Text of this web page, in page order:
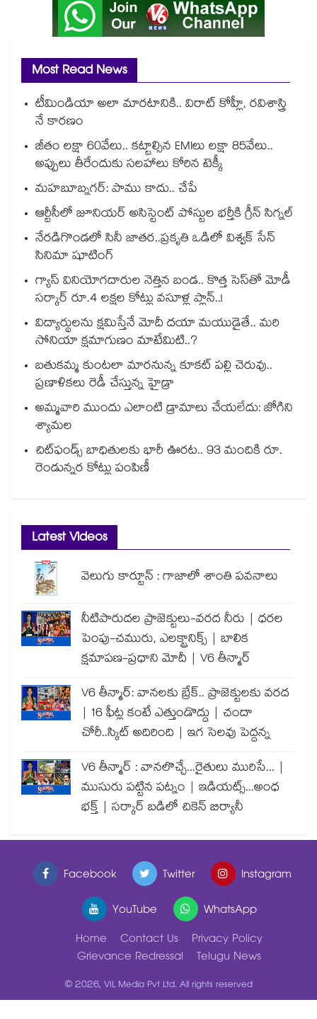
Most Read News
టీమిండియా అలా మారటానికి.. విరాట్ కోహ్లీ, రవిశాస్త్రి
నే కారణం
జీతం లక్షా 60వేలు.. కట్టాల్సిన EMIలు లక్షా 85వేలు..
అప్పులు తీరేందుకు సలహాలు కోరిన టెక్కీ
మహబూబ్నగర్: పాము కాదు.. చేపే
ఆర్టీసీలో జూనియర్ అసిస్టెంట్‌‌ పోస్టుల భర్తీకి గ్రీన్‌‌ సిగ్నల్
నేరడిగొండలో సినీ జాతర..ప్రకృతి ఒడిలో విశ్వక్ సేన్
సినిమా షూటింగ్
గ్యాస్ వినియోగదారుల నెత్తిన బండ.. కొత్త సెస్‌తో మోడీ
సర్కార్ రూ.4 లక్షల కోట్లు వసూళ్ల ప్లాన్..!
విద్యార్థులను క్షమిస్తేనే మోదీ దయా మయుడైతే.. మరి
సోనియా క్షమాగుణం మాటేమిటి..?
బతుకమ్మ కుంటలా మారనున్న కూకట్ పల్లి చెరువు..
ప్రణాళికలు రెడీ చేస్తున్న హైడ్రా
అమ్మవారి ముందు ఎలాంటి డ్రామాలు చేయలేదు: జోగిని
శ్యామల
చిట్‌ఫండ్స్ బాధితులకు భారీ ఊరట.. 93 మందికి రూ.
రెండున్నర కోట్లు పంపిణీ
Latest Videos
వెలుగు కార్టూన్ : గాజాలో శాంతి పవనాలు
నీటిపారుదల ప్రాజెక్టులు-వరద నీరు | ధరల
పెంపు-చమురు, ఎలక్ట్రానిక్స్ | బాలిక
క్షమాపణ-ప్రధాని మోదీ | V6 తీన్మార్
V6 తీన్మార్: వానలకు బ్రేక్.. ప్రాజెక్టులకు వరద
| 16 ఫీట్ల కంటే ఎత్తుండొద్దు | చందా
చోరీ..స్కిట్ అదిరింది | ఇగ సెలవు పెద్దన్న
V6 తీన్మార్ : వానలొచ్చే...రైతులు మురిసే... |
ముసురు పట్టిన పట్నం | ఇడియట్స్...అంధ
భక్త్ | సర్కార్ బడిలో చికెన్ బిర్యానీ
Facebook Twitter
Instagram
YouTube
WhatsApp
Home
Contact Us
Privacy Policy
Grievance Redressal
Telugu News
© 2026, VIL Media Pvt Ltd. All rights reserved